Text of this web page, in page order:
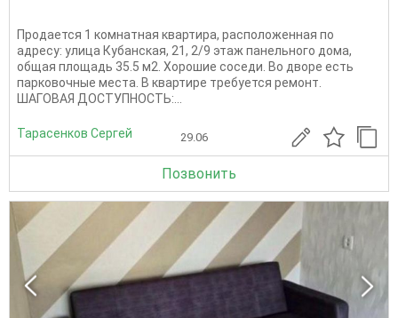
Продается 1 комнатная квартира, расположенная по
адресу: улица Кубанская, 21, 2/9 этаж панельного дома,
общая площадь 35.5 м2. Хорошие соседи. Во дворе есть
парковочные места. В квартире требуется ремонт.
ШАГОВАЯ ДОСТУПНОСТЬ:...
Тарасенков Сергей 29.06
Позвонить